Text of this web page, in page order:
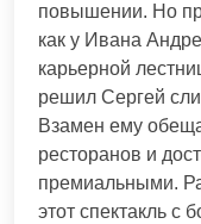
повышении. Но
как у Ивана
карьерной
решил Сергей
Взамен ему
ресторанов и
премиальными.
этот спектакль с